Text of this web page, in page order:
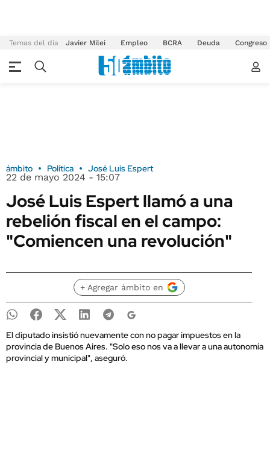
Temas del día Javier Milei Empleo BCRA Deuda Congreso
ámbito Política José Luis Espert
22 de mayo 2024 - 15:07
José Luis Espert llamó a una
rebelión fiscal en el campo:
"Comiencen una revolución"
+ Agregar ámbito en
El diputado insistió nuevamente con no pagar impuestos en la
provincia de Buenos Aires. "Solo eso nos va a llevar a una autonomía
provincial y municipal", aseguró.